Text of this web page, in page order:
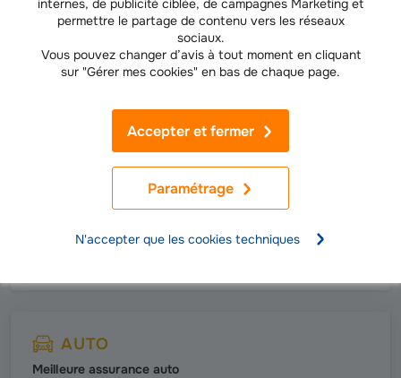
internes, de publicité ciblée, de campagnes Marketing et
permettre le partage de contenu vers les réseaux
sociaux.
Vous pouvez changer d’avis à tout moment en cliquant
sur "Gérer mes cookies" en bas de chaque page.
Paramétrage
Accepter et fermer
N'accepter que les cookies techniques
Comment est-il calculé et peut-on réduire son coût ?
En savoir plus
Assurance au tiers ou tous risques
uelle différence et comment choisir la bonne assurance pour votre
Lire la suite
AUTO
Meilleure assurance auto